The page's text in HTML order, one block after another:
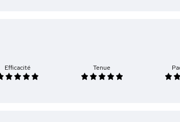
Efficacité Tenue